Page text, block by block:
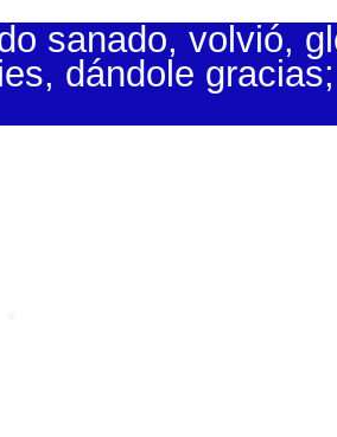
sanado, volvió,
dándole